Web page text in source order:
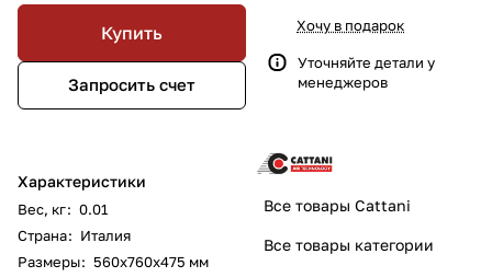
Купить
Запросить счет
Характеристики
Вес, кг: 0.01
Страна: Италия
Размеры: 560х760х475 мм
Хочу в подарок
Уточняйте детали у
менеджеров
Все товары Cattani
Все товары категории